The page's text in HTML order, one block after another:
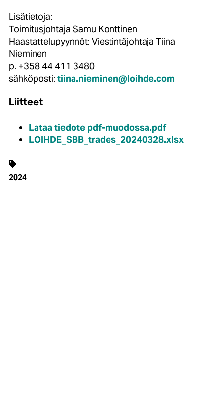
Lisätietoja:
Toimitusjohtaja Samu Konttinen
Haastattelupyynnöt: Viestintäjohtaja Tiina
Nieminen
p. +358 44 411 3480
sähköposti: tiina.nieminen@loihde.com
Liitteet
Lataa tiedote pdf-muodossa.pdf
LOIHDE_SBB_trades_20240328.xlsx
2024